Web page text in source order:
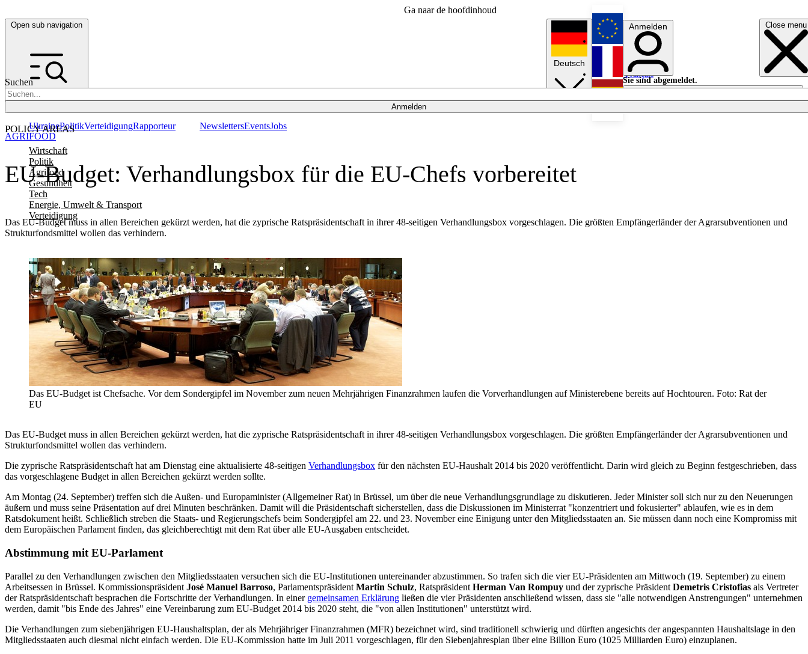
Ga naar de hoofdinhoud
Open sub navigation Close menu
Suchen
Anmelden
POLICY AREAS
Wirtschaft
Politik
Agrifood
Gesundheit
Tech
Energie, Umwelt & Transport
Verteidigung
UkrainePolitikVerteidigungRapporteur NewslettersEventsJobs
Deutsch
English
Français
Anmelden
Sie sind abgemeldet.
Anmelden
Licht aus
EU-Budget: Verhandlungsbox für die EU-Chefs vorbereitet
Das EU-Budget muss in allen Bereichen gekürzt werden, hat die zyprische Ratspräsidentschaft in ihrer 48-seitigen Verhandlungsbox vorgeschlagen. Die größten Empfängerländer der Agrarsubventionen und
Strukturfondsmittel wollen das verhindern.
AGRIFOOD
Das EU-Budget ist Chefsache. Vor dem Sondergipfel im November zum neuen Mehrjährigen Finanzrahmen laufen die Vorverhandlungen auf Ministerebene bereits auf Hochtouren. Foto: Rat der
EU
Das EU-Budget muss in allen Bereichen gekürzt werden, hat die zyprische Ratspräsidentschaft in ihrer 48-seitigen Verhandlungsbox vorgeschlagen. Die größten Empfängerländer der Agrarsubventionen und
Strukturfondsmittel wollen das verhindern.
Die zyprische Ratspräsidentschaft hat am Dienstag eine aktualisierte 48-seitigen Verhandlungsbox für den nächsten EU-Haushalt 2014 bis 2020 veröffentlicht. Darin wird gleich zu Beginn festgeschrieben, dass
das vorgeschlagene Budget in allen Bereichen gekürzt werden sollte.
Am Montag (24. September) treffen sich die Außen- und Europaminister (Allgemeiner Rat) in Brüssel, um über die neue Verhandlungsgrundlage zu diskutieren. Jeder Minister soll sich nur zu den Neuerungen
äußern und muss seine Präsentation auf drei Minuten beschränken. Damit will die Präsidentschaft sicherstellen, dass die Diskussionen im Ministerrat "konzentriert und fokusierter" ablaufen, wie es in dem
Ratsdokument heißt. Schließlich streben die Staats- und Regierungschefs beim Sondergipfel am 22. und 23. November eine Einigung unter den Mitgliedsstaaten an. Sie müssen dann noch eine Kompromiss mit
dem Europäischen Parlament finden, das gleichberechtigt mit dem Rat über alle EU-Ausgaben entscheidet.
Abstimmung mit EU-Parlament
Parallel zu den Verhandlungen zwischen den Mitgliedsstaaten versuchen sich die EU-Institutionen untereinander abzustimmen. So trafen sich die vier EU-Präsidenten am Mittwoch (19. September) zu einem
Arbeitsessen in Brüssel. Kommissionspräsident José Manuel Barroso, Parlamentspräsident Martin Schulz, Ratspräsident Herman Van Rompuy und der zyprische Präsident Demetris Cristofias als Vertreter
der Ratspräsidentschaft besprachen die Fortschritte der Verhandlungen. In einer gemeinsamen Erklärung ließen die vier Präsidenten anschließend wissen, dass sie "alle notwendigen Anstrengungen" unternehmen
werden, damit "bis Ende des Jahres" eine Vereinbarung zum EU-Budget 2014 bis 2020 steht, die "von allen Institutionen" unterstützt wird.
Die Verhandlungen zum siebenjährigen EU-Haushaltsplan, der als Mehrjähriger Finanzrahmen (MFR) bezeichnet wird, sind traditionell schwierig und dürften angesichts der angespannten Haushaltslage in den
Mitgliedsstaaten auch diesmal nicht einfach werden. Die EU-Kommission hatte im Juli 2011 vorgeschlagen, für den Siebenjahresplan über eine Billion Euro (1025 Milliarden Euro) einzuplanen.